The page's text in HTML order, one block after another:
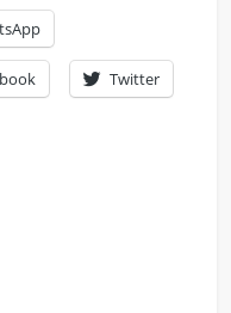
Twitter